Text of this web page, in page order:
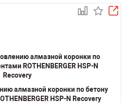
алмазной коронки по бетону
HSP-N Recovery